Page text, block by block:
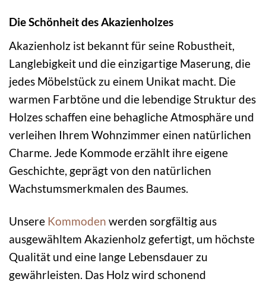
Die Schönheit des Akazienholzes
Akazienholz ist bekannt für seine Robustheit,
Langlebigkeit und die einzigartige Maserung, die
jedes Möbelstück zu einem Unikat macht. Die
warmen Farbtöne und die lebendige Struktur des
Holzes schaffen eine behagliche Atmosphäre und
verleihen Ihrem Wohnzimmer einen natürlichen
Charme. Jede Kommode erzählt ihre eigene
Geschichte, geprägt von den natürlichen
Wachstumsmerkmalen des Baumes.
Unsere Kommoden werden sorgfältig aus
ausgewähltem Akazienholz gefertigt, um höchste
Qualität und eine lange Lebensdauer zu
gewährleisten. Das Holz wird schonend